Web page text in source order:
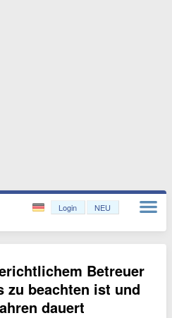
Login NEU
Betreuer
zu beachten ist und
dauert